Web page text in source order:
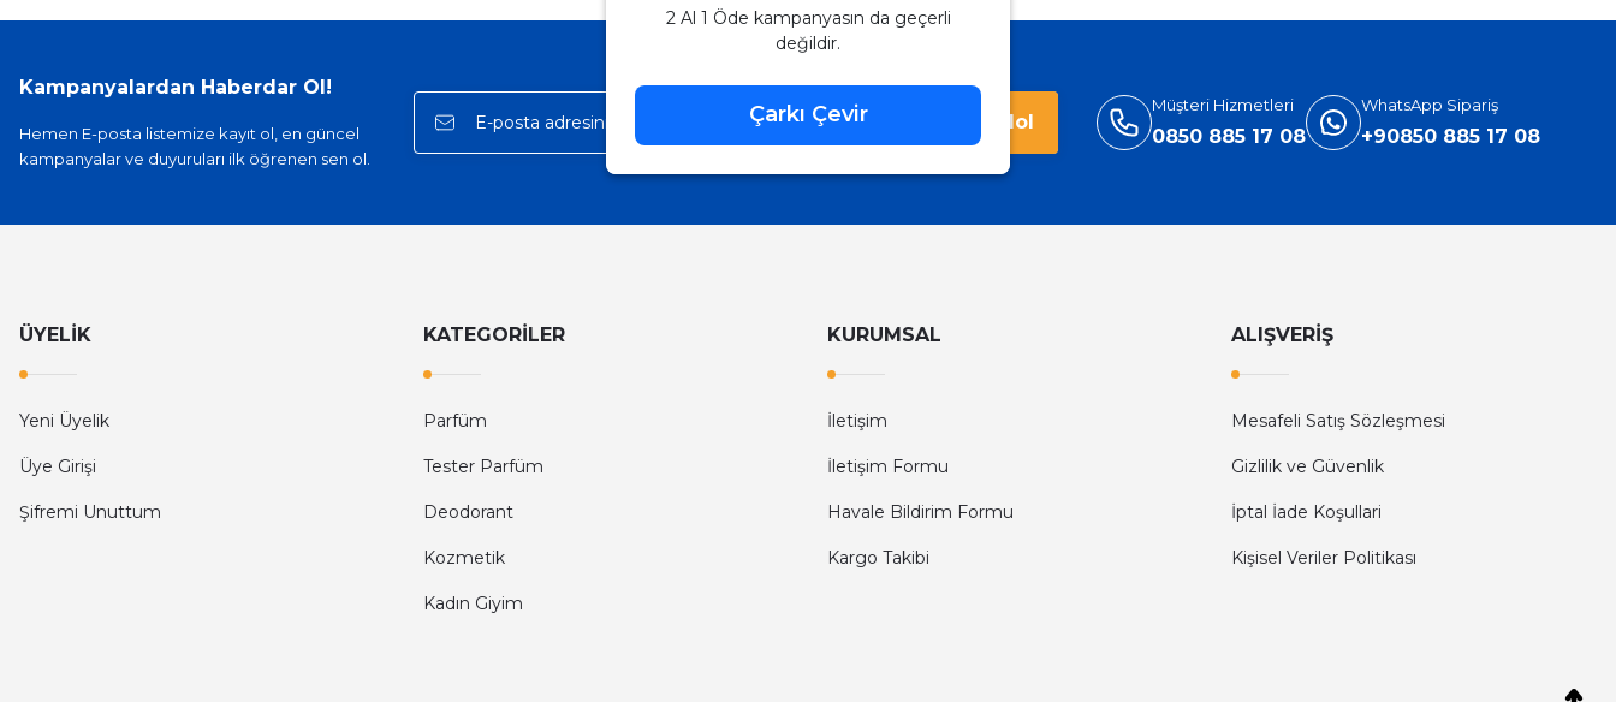
Kampanyalardan Haberdar Ol!
Hemen E-posta listemize kayıt ol, en güncel
kampanyalar ve duyuruları ilk öğrenen sen ol.
Kaydol
Müşteri Hizmetleri
0850 885 17 08
WhatsApp Sipariş
+90850 885 17 08
ÜYELİK
Yeni Üyelik
Üye Girişi
Şifremi Unuttum
KATEGORİLER
Parfüm
Tester Parfüm
Deodorant
Kozmetik
Kadın Giyim
KURUMSAL
İletişim
İletişim Formu
Havale Bildirim Formu
Kargo Takibi
ALIŞVERİŞ
Mesafeli Satış Sözleşmesi
Gizlilik ve Güvenlik
İptal İade Koşullari
Kişisel Veriler Politikası
2 Al 1 Öde kampanyasın da geçerli
değildir.
Çarkı Çevir